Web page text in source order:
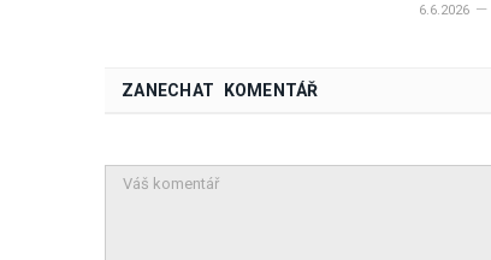
6.6.2026
ZANECHAT KOMENTÁŘ